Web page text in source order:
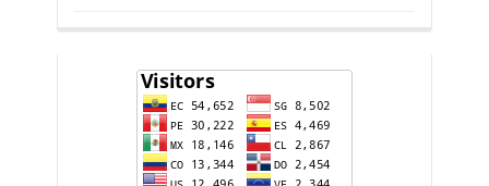
counter